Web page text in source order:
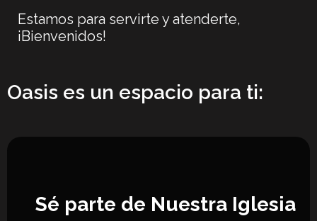
Estamos para servirte y atenderte,
¡Bienvenidos!
Oasis es un espacio para ti:
Sé parte de Nuestra Iglesia